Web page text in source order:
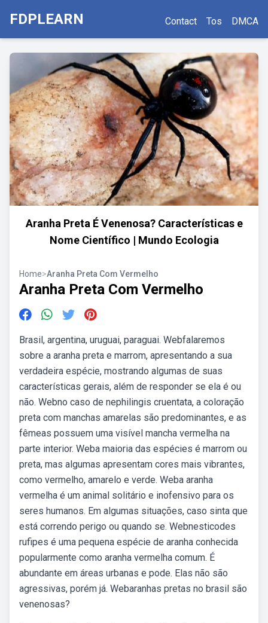
FDPLEARN Contact Tos DMCA
Aranha Preta É Venenosa? Características e
Nome Científico | Mundo Ecologia
Home>Aranha Preta Com Vermelho
Aranha Preta Com Vermelho
Brasil, argentina, uruguai, paraguai. Webfalaremos
sobre a aranha preta e marrom, apresentando a sua
verdadeira espécie, mostrando algumas de suas
características gerais, além de responder se ela é ou
não. Webno caso de nephilingis cruentata, a coloração
preta com manchas amarelas são predominantes, e as
fêmeas possuem uma visível mancha vermelha na
parte interior. Weba maioria das espécies é marrom ou
preta, mas algumas apresentam cores mais vibrantes,
como vermelho, amarelo e verde. Weba aranha
vermelha é um animal solitário e inofensivo para os
seres humanos. Em algumas situações, caso sinta que
está correndo perigo ou quando se. Webnesticodes
rufipes é uma pequena espécie de aranha conhecida
popularmente como aranha vermelha comum. É
abundante em áreas urbanas e pode. Elas não são
agressivas, porém já. Webaranhas pretas no brasil são
venenosas?